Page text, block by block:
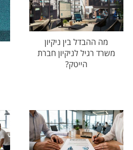
מה ההבדל בין ניקיון
משרד רגיל לניקיון חברת
הייטק?